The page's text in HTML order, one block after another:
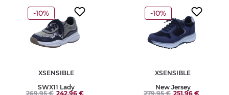
-10%
XSENSIBLE
SWX11 Lady
269,95 € 242,96 €
-10%
XSENSIBLE
New Jersey
279,95 € 251,96 €